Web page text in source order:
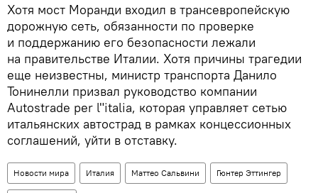
Хотя мост Моранди входил в трансевропейскую
дорожную сеть, обязанности по проверке
и поддержанию его безопасности лежали
на правительстве Италии. Хотя причины трагедии
еще неизвестны, министр транспорта Данило
Тонинелли призвал руководство компании
Autostrade per l"italia, которая управляет сетью
итальянских автострад в рамках концессионных
соглашений, уйти в отставку.
Новости мира Италия Маттео Сальвини Гюнтер Эттингер